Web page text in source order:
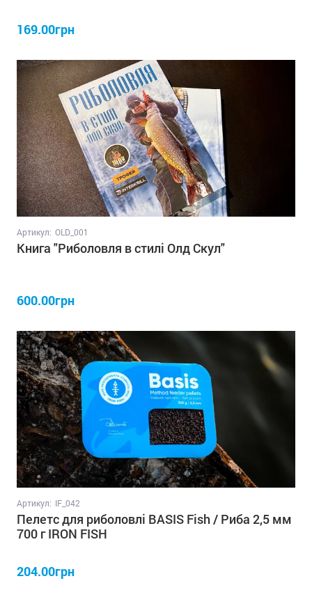
169.00грн
Артикул: OLD_001
Книга "Риболовля в стилі Олд Скул"
600.00грн
Артикул: IF_042
Пелетс для риболовлі BASIS Fish / Риба 2,5 мм
700 г IRON FISH
204.00грн